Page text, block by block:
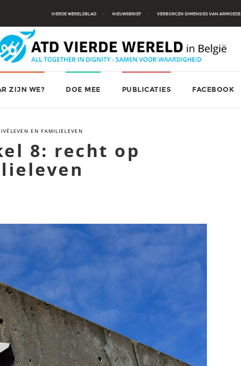
VIERDE WERELDBLAD NIEUWSBRIEF VERBORGEN DIMENSIES VAN ARMOEDE
ZIJN WE? DOE MEE PUBLICATIES FACEBOOK
EN FAMILIELEVEN
8: recht op